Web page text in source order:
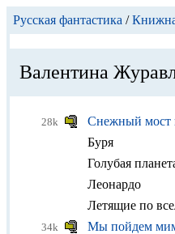
Русская фантастика /
Валентина
28k
Снежный мост
Буря
Голубая
Леонардо
Летящие по
34k Мы пойдем